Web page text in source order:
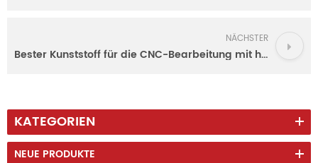
NÄCHSTER
Bester Kunststoff für die CNC-Bearbeitung mit hoher Präzision und Zitat in Sekunden
KATEGORIEN
NEUE PRODUKTE